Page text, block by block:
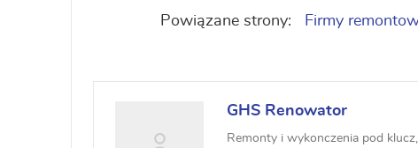
Powiązane strony: Firmy
GHS Renowator
Remonty i wykonczenia pod